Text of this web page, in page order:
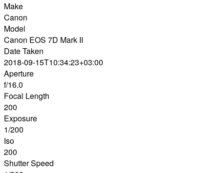
Make
Canon
Model
Canon EOS 7D Mark II
Date Taken
2018-09-15T10:34:23+03:00
Aperture
f/16.0
Focal Length
200
Exposure
1/200
Iso
200
Shutter Speed